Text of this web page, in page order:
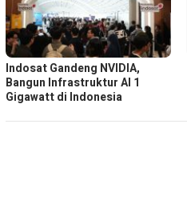
Indosat Gandeng NVIDIA,
Bangun Infrastruktur AI 1
Gigawatt di Indonesia